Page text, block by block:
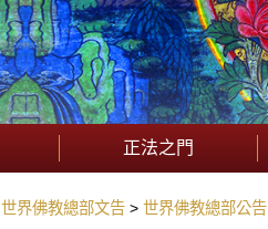
正法之門
世界佛教總部文告 世界佛教總部公告